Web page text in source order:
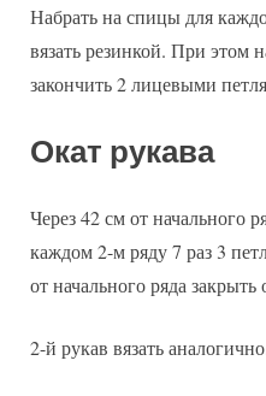
Набрать на спицы для
вязать резинкой. При этом
закончить 2 лицевыми
Окат рукава
Через 42 см от начального
каждом 2-м ряду 7 раз 3
от начального ряда
2-й рукав вязать